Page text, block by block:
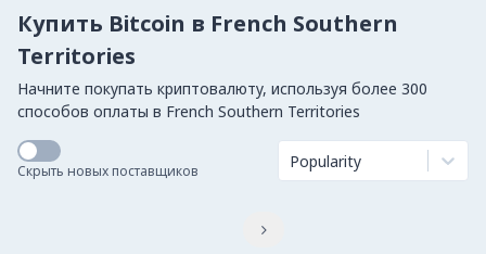
Купить Bitcoin в French Southern
Territories
Начните покупать криптовалюту, используя более 300
способов оплаты в French Southern Territories
Скрыть новых поставщиков Popularity
